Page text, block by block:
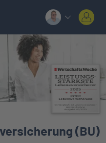
(BU)